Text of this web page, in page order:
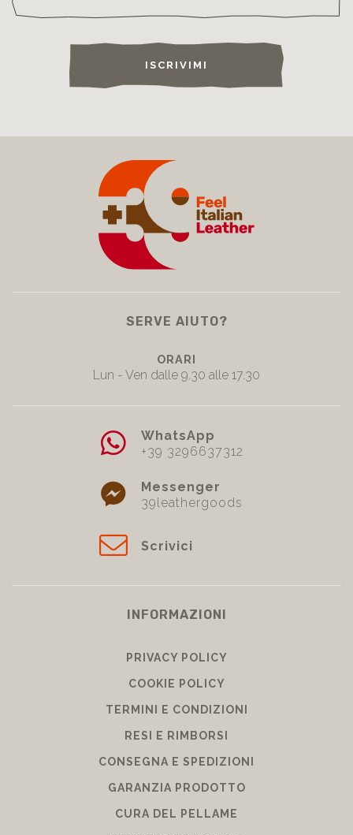
ISCRIVIMI
SERVE AIUTO?
ORARI
Lun - Ven dalle 9.30 alle 17.30
WhatsApp
+39 3296637312
Messenger
39leathergoods
Scrivici
INFORMAZIONI
PRIVACY POLICY
COOKIE POLICY
TERMINI E CONDIZIONI
RESI E RIMBORSI
CONSEGNA E SPEDIZIONI
GARANZIA PRODOTTO
CURA DEL PELLAME